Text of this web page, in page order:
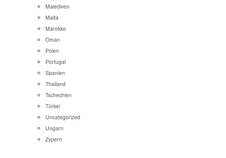
Malediven
Malta
Marokko
Oman
Polen
Portugal
Spanien
Thailand
Tschechien
Türkei
Uncategorized
Ungarn
Zypern